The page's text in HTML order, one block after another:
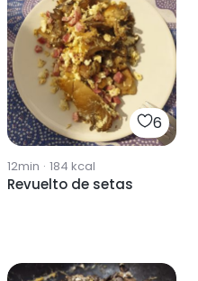
6
12min · 184 kcal
Revuelto de setas